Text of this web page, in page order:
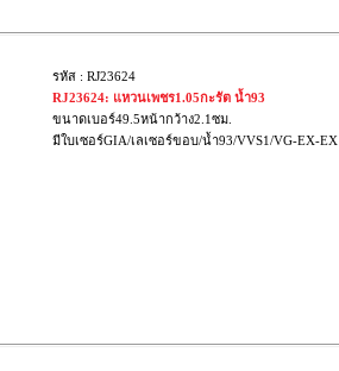
รหัส : RJ23624
RJ23624: แหวนเพชร1.05กะรัต น้ำ93
ขนาดเบอร์49.5หน้ากว้าง2.1ซม.
มีใบเซอร์GIA/เลเซอร์ขอบ/น้ำ93/VVS1/VG-EX-EX